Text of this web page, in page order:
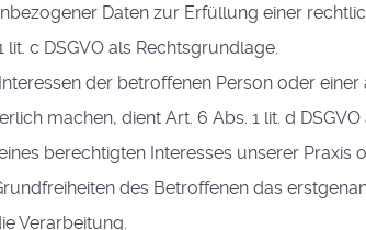
Daten zur Erfüllung einer
c DSGVO als Rechtsgrundlage.
der betroffenen Person oder
machen, dient Art. 6 Abs. 1 lit. d
berechtigten Interesses unserer
des Betroffenen das
Verarbeitung.